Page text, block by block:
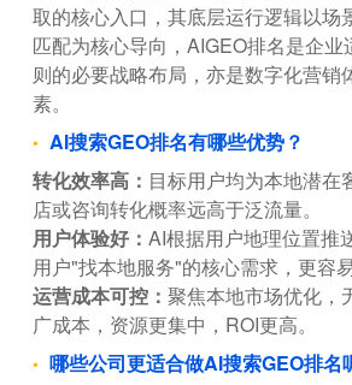
取的核心入口，其底层运行逻辑以场
匹配为核心导向，AIGEO排名是企
则的必要战略布局，亦是数字化营销
素。
AI搜索GEO排名有哪些优势？
转化效率高： 目标用户均为本地潜在
店或咨询转化概率远高于泛流量。
用户体验好：AI根据用户地理位置推
用户"找本地服务"的核心需求，更容
运营成本可控：聚焦本地市场优化，
广成本，资源更集中，ROI更高。
哪些公司更适合做AI搜索GEO排名